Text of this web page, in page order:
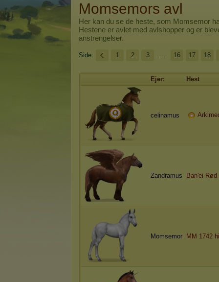
Momsemors avl
Her kan du se de heste, som Momsemor
Hestene er avlet med avlshopper og er
anstrengelser.
Side: 1 2 3 ... 16 17 18
Ejer: Hest
celinamus
Zandramus Ban'ei Rød
Momsemor MM 1742 hi